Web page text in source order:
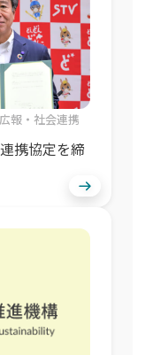
広報・社会連携
携協定を締